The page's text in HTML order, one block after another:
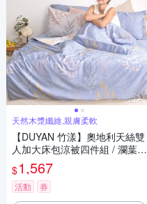
天然木漿纖維,親膚柔軟
【DUYAN 竹漾】奧地利天絲雙
人加大床包涼被四件組 / 瀾葉初
夏 台灣製
$1,567
活動 券